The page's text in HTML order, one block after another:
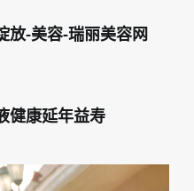
放-美容-瑞丽美容网
健康延年益寿